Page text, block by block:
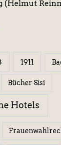
(Helmut
1911
Bücher Sisi
Hotels